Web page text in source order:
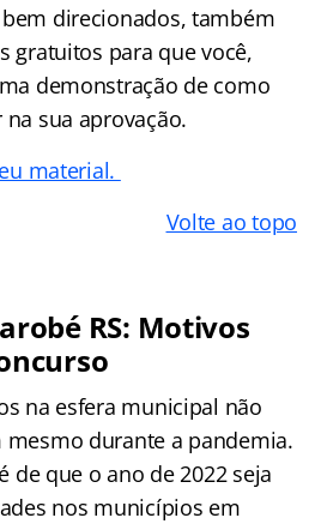
direcionados, também
gratuitos para que você,
demonstração de como
sua aprovação.
material.
Volte ao topo
RS: Motivos
na esfera municipal não
durante a pandemia.
de que o ano de 2022 seja
nos municípios em